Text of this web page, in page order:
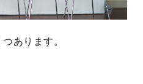
あります。